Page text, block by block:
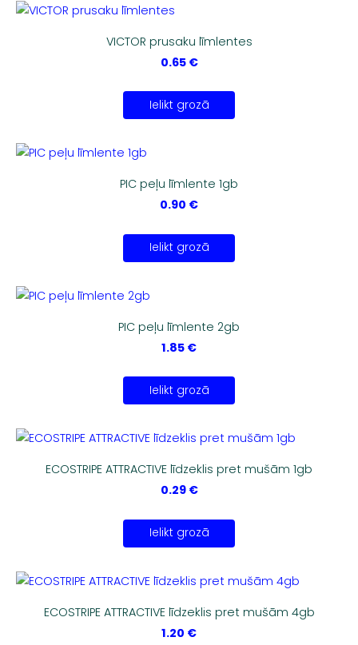
VICTOR prusaku līmlentes
0.65 €
Ielikt grozā
PIC peļu līmlente 1gb
0.90 €
Ielikt grozā
PIC peļu līmlente 2gb
1.85 €
Ielikt grozā
ECOSTRIPE ATTRACTIVE līdzeklis pret mušām 1gb
0.29 €
Ielikt grozā
ECOSTRIPE ATTRACTIVE līdzeklis pret mušām 4gb
1.20 €